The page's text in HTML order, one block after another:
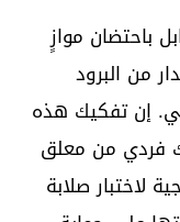
باحتضان موازٍ
من البرود
إن تفكيك هذه
فردي من معلق
لاختبار صلابة